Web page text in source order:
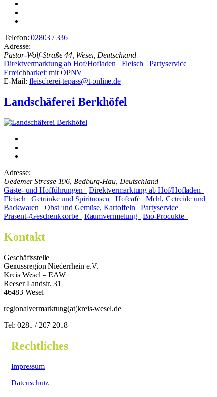
Telefon: 02803 / 336
Adresse:
Pastor-Wolf-Straße 44, Wesel, Deutschland
Direktvermarktung ab Hof/Hofladen
Fleisch
Partyservice
Erreichbarkeit mit ÖPNV
E-Mail: fleischerei-tepass@t-online.de
Landschäferei Berkhöfel
Adresse:
Uedemer Strasse 196, Bedburg-Hau, Deutschland
Gäste- und Hofführungen
Direktvermarktung ab Hof/Hofladen
Fleisch
Getränke und Spirituosen Hofcafé
Mehl, Getreide und
Backwaren
Obst und Gemüse, Kartoffeln
Partyservice
Präsent-/Geschenkkörbe
Raumvermietung Bio-Produkte
Kontakt
Geschäftsstelle
Genussregion Niederrhein e.V.
Kreis Wesel – EAW
Reeser Landstr. 31
46483 Wesel
regionalvermarktung(at)kreis-wesel.de
Tel: 0281 / 207 2018
Rechtliches
Impressum
Datenschutz